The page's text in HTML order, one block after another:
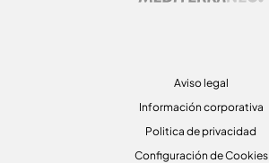
Aviso legal
Información corporativa
Politica de privacidad
Configuración de Cookies